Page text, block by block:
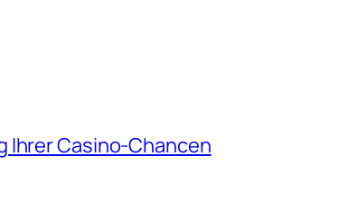
Ihrer Casino-Chancen